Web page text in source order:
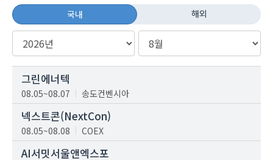
국내 해외
그린에너텍
08.05~08.07 송도컨벤시아
넥스트콘(NextCon)
08.05~08.08 COEX
AI서밋서울앤엑스포